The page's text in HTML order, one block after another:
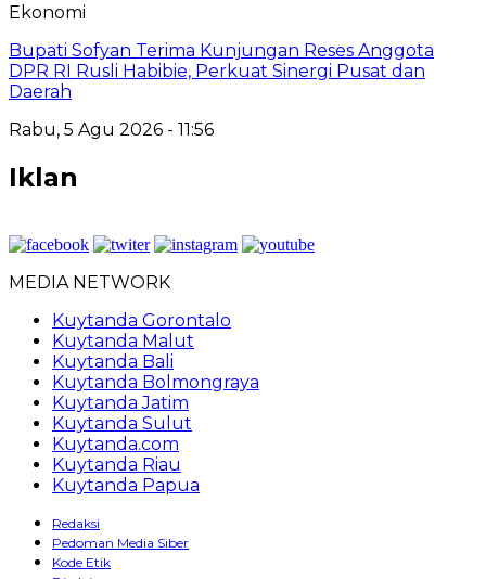
Ekonomi
Bupati Sofyan Terima Kunjungan Reses Anggota
DPR RI Rusli Habibie, Perkuat Sinergi Pusat dan
Daerah
Rabu, 5 Agu 2026 - 11:56
Iklan
MEDIA NETWORK
Kuytanda Gorontalo
Kuytanda Malut
Kuytanda Bali
Kuytanda Bolmongraya
Kuytanda Jatim
Kuytanda Sulut
Kuytanda.com
Kuytanda Riau
Kuytanda Papua
Redaksi
Pedoman Media Siber
Kode Etik